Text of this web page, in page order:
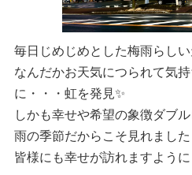
毎日じめじめとした梅雨らしい
なんだかお天気につられて気
に・・・虹を発見✨
しかも幸せや希望の象徴ダブ
雨の季節だからこそ見れまし
皆様にも幸せが訪れますように